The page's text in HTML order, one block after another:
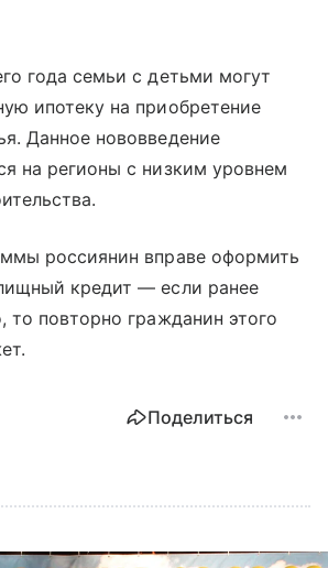
года семьи с детьми могут
ипотеку на приобретение
Данное нововведение
на регионы с низким уровнем
россиянин вправе оформить
кредит — если ранее
то повторно гражданин этого
Поделиться